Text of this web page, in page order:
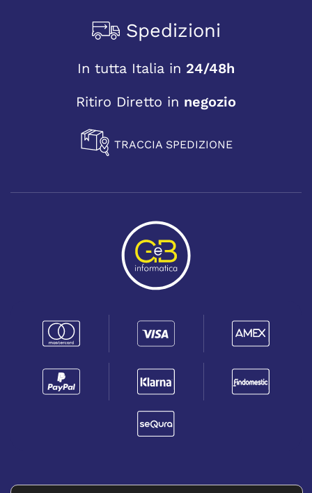
Spedizioni
In tutta Italia in 24/48h
Ritiro Diretto in negozio
TRACCIA SPEDIZIONE